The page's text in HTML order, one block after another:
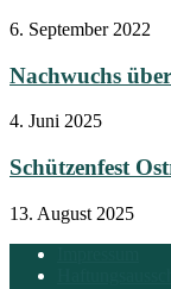
6. September 2022
Nachwuchs
4. Juni 2025
Schützenfest
13. August 2025